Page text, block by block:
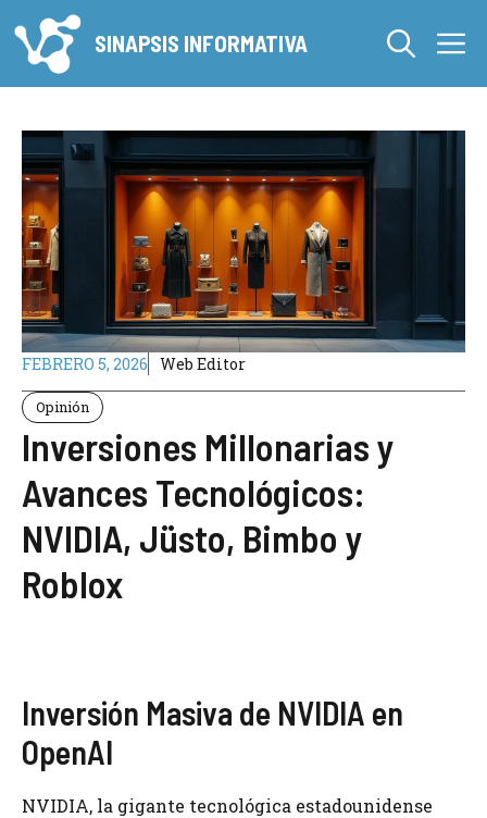
al
contenido
SINAPSIS INFORMATIVA
FEBRERO 5, 2026 Web Editor
Opinión
Inversiones Millonarias y
Avances Tecnológicos:
NVIDIA, Jüsto, Bimbo y
Roblox
Inversión Masiva de NVIDIA en
OpenAI
NVIDIA, la gigante tecnológica estadounidense